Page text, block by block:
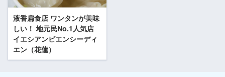
液香扁食店 ワンタンが美味
しい！ 地元民No.1人気店
イエシアンビエンシーディ
エン（花蓮）